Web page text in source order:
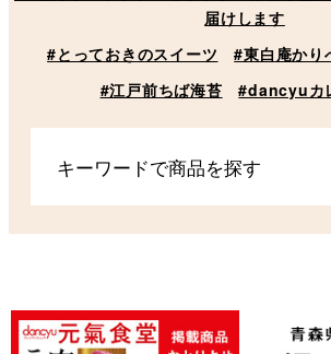
届けします
#とっておきのスイーツ
#東白庵かり
#江戸前ちば海苔
#dancyuカ